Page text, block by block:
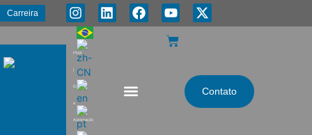
Carreira
PMA
|
Energia
e
Automação
Contato